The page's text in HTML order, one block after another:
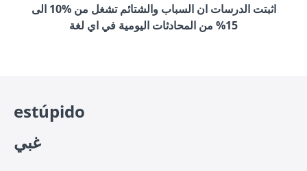
اثبتت الدرسات ان السباب والشتائم تشغل من %10 الى
15% من المحادثات اليومية في اي لغة
estúpido
غبي